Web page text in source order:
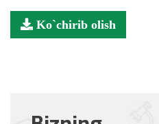
Ko`chirib olish